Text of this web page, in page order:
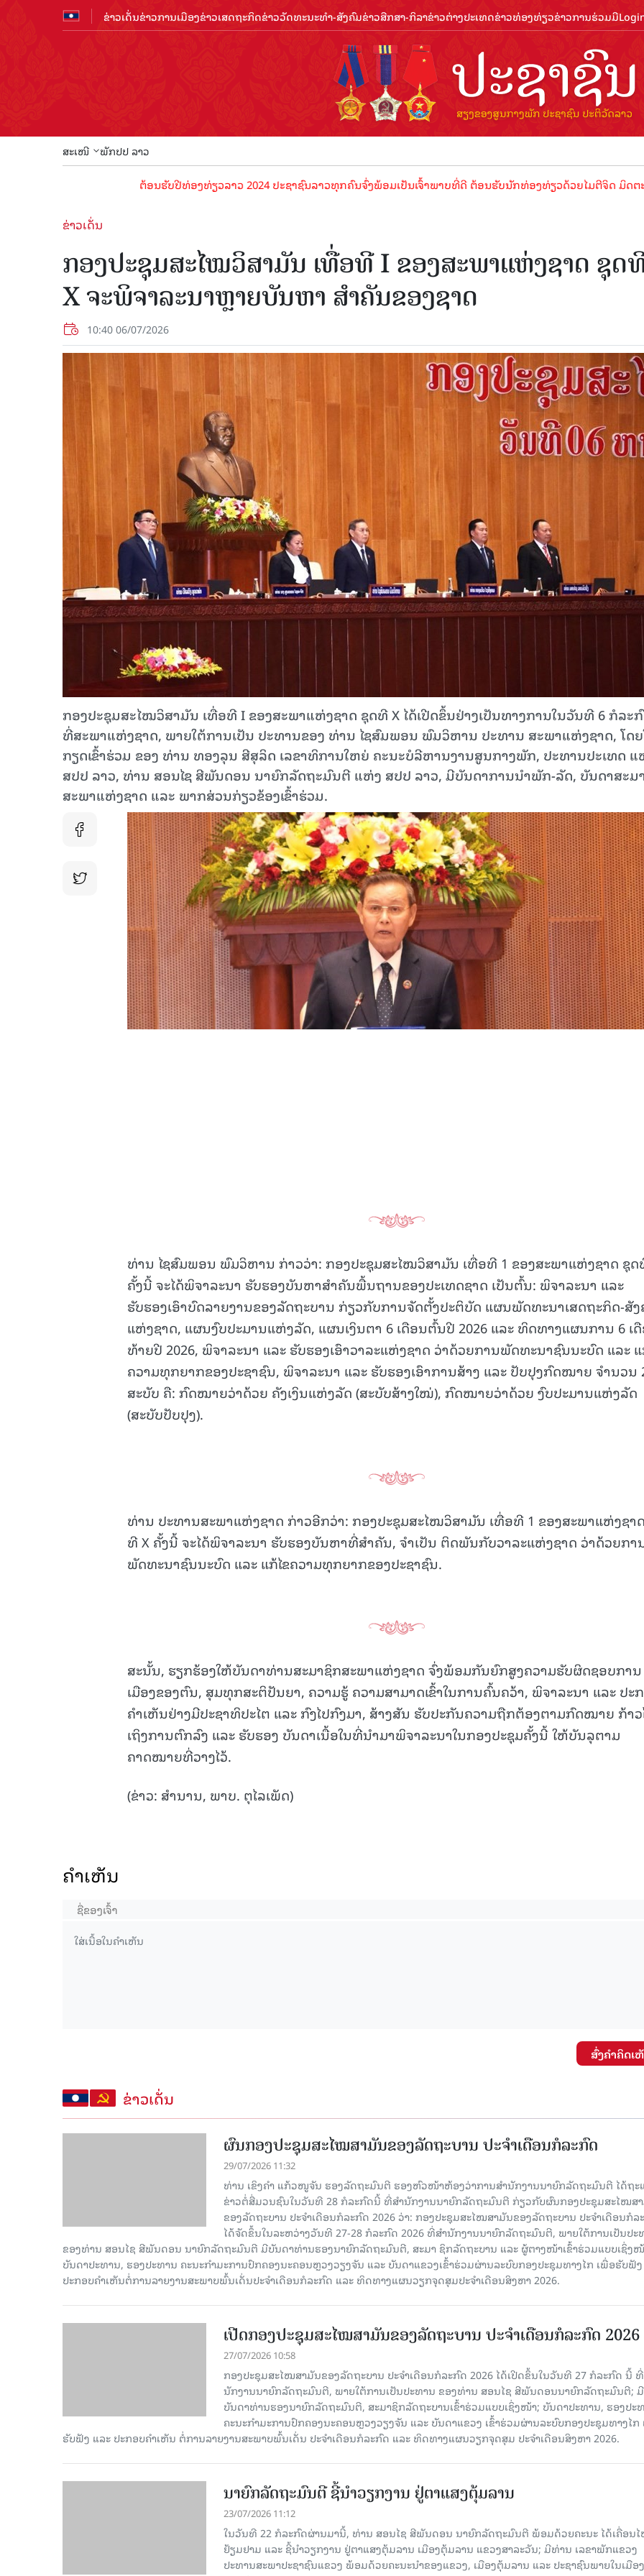
ຂ່າວເດັ່ນຂ່າວການເມືອງຂ່າວເສດຖະກິດຂ່າວວັດທະນະທຳ-ສັງຄົມຂ່າວສືກສາ-ກິລາຂ່າວຕ່າງປະເທດຂ່າວທ່ອງທ່ຽວຂ່າວການຮ່ວມມື
ສະເໜີ ພັກປປ ລາວ
ຕ້ອນຮັບປີທ່ອງທ່ຽວລາວ 2024 ປະຊາຊົນລາວທຸກຄົນຈົ່ງພ້ອມເປັນເຈົ້າພາບທີ່ດີ ຕ້ອນຮັບນັກທ່ອງທ່ຽວດ້ວຍໄມຕີຈິດ ມິດຕະພາບອັ
ຂ່າວເດັ່ນ
ກອງປະຊຸມສະໄໝວິສາມັນ ເທື່ອທີ I ຂອງສະພາແຫ່ງຊາດ ຊຸດ
X ຈະພິຈາລະນາຫຼາຍບັນຫາ ສຳຄັນຂອງຊາດ
10:40 06/07/2026
ກອງປະຊຸມສະໄໝວິສາມັນ ເທື່ອທີ I ຂອງສະພາແຫ່ງຊາດ ຊຸດທີ X ໄດ້ເປີດຂຶ້ນຢ່າງເປັນທາງການໃນວັນທີ 6 ກໍລະ
ທີ່ສະພາແຫ່ງຊາດ, ພາຍໃຕ້ການເປັນ ປະທານຂອງ ທ່ານ ໄຊສົມພອນ ພົມວິຫານ ປະທານ ສະພາແຫ່ງຊາດ, ໂດ
ກຽດເຂົ້າຮ່ວມ ຂອງ ທ່ານ ທອງລຸນ ສີສຸລິດ ເລຂາທິການໃຫຍ່ ຄະນະບໍລີຫານງານສູນກາງພັກ, ປະທານປະເທດ ແ
ສປປ ລາວ, ທ່ານ ສອນໄຊ ສີພັນດອນ ນາຍົກລັດຖະມົນຕີ ແຫ່ງ ສປປ ລາວ, ມີບັນດາການນຳພັກ-ລັດ, ບັນດາສະມ
ສະພາແຫ່ງຊາດ ແລະ ພາກສ່ວນກ່ຽວຂ້ອງເຂົ້າຮ່ວມ.
ທ່ານ ໄຊສົມພອນ ພົມວິຫານ ກ່າວວ່າ: ກອງປະຊຸມສະໄໝວິສາມັນ ເທື່ອທີ 1 ຂອງສະພາແຫ່ງຊາດ ຊຸດ
ຄັ້ງນີ້ ຈະໄດ້ພິຈາລະນາ ຮັບຮອງບັນຫາສໍາຄັນພື້ນຖານຂອງປະເທດຊາດ ເປັນຕົ້ນ: ພິຈາລະນາ ແລະ
ຮັບຮອງເອົາບົດລາຍງານຂອງລັດຖະບານ ກ່ຽວກັບການຈັດຕັ້ງປະຕິບັດ ແຜນພັດທະນາເສດຖະກິດ-ສັ
ແຫ່ງຊາດ, ແຜນງົບປະມານແຫ່ງລັດ, ແຜນເງິນຕາ 6 ເດືອນຕົ້ນປີ 2026 ແລະ ທິດທາງແຜນການ 6 ເ
ທ້າຍປີ 2026, ພິຈາລະນາ ແລະ ຮັບຮອງເອົາວາລະແຫ່ງຊາດ ວ່າດ້ວຍການພັດທະນາຊົນນະບົດ ແລະ ແ
ຄວາມທຸກຍາກຂອງປະຊາຊົນ, ພິຈາລະນາ ແລະ ຮັບຮອງເອົາການສ້າງ ແລະ ປັບປຸງກົດໝາຍ ຈຳນວນ
ສະບັບ ຄື: ກົດໝາຍວ່າດ້ວຍ ຄັງເງິນແຫ່ງລັດ (ສະບັບສ້າງໃໝ່), ກົດໝາຍວ່າດ້ວຍ ງົບປະມານແຫ່ງລັດ
(ສະບັບປັບປຸງ).
ທ່ານ ປະທານສະພາແຫ່ງຊາດ ກ່າວອີກວ່າ: ກອງປະຊຸມສະໄໝວິສາມັນ ເທື່ອທີ 1 ຂອງສະພາແຫ່ງຊາ
ທີ X ຄັ້ງນີ້ ຈະໄດ້ພິຈາລະນາ ຮັບຮອງບັນຫາທີ່ສໍາຄັນ, ຈຳເປັນ ຕິດພັນກັບວາລະແຫ່ງຊາດ ວ່າດ້ວຍກາ
ພັດທະນາຊົນນະບົດ ແລະ ແກ້ໄຂຄວາມທຸກຍາກຂອງປະຊາຊົນ.
ສະນັ້ນ, ຮຽກຮ້ອງໃຫ້ບັນດາທ່ານສະມາຊິກສະພາແຫ່ງຊາດ ຈົ່ງພ້ອມກັນຍົກສູງຄວາມຮັບຜິດຊອບການ
ເມືອງຂອງຕົນ, ສຸມທຸກສະຕິປັນຍາ, ຄວາມຮູ້ ຄວາມສາມາດເຂົ້າໃນການຄົ້ນຄວ້າ, ພິຈາລະນາ ແລະ ປະ
ຄໍາເຫັນຢ່າງມີປະຊາທິປະໄຕ ແລະ ກົງໄປກົງມາ, ສ້າງສັນ ຮັບປະກັນຄວາມຖືກຕ້ອງຕາມກົດໝາຍ ກ້າວ
ເຖິງການຕົກລົງ ແລະ ຮັບຮອງ ບັນດາເນື້ອໃນທີ່ນໍາມາພິຈາລະນາໃນກອງປະຊຸມຄັ້ງນີ້ ໃຫ້ບັນລຸຕາມ
ຄາດໝາຍທີ່ວາງໄວ້.
(ຂ່າວ: ສຳນານ, ພາບ. ຕຸໄລເພັດ)
ຄໍາເຫັນ
ສົ່ງຄໍາຄິດເ
ຂ່າວເດັ່ນ
ຜົນກອງປະຊຸມສະໄໝສາມັນຂອງລັດຖະບານ ປະຈຳເດືອນກໍລະກົດ
29/07/2026 11:32
ທ່ານ ເຂິງຄໍາ ແກ້ວໜູຈັນ ຮອງລັດຖະມົນຕີ ຮອງຫົວໜ້າຫ້ອງວ່າການສໍານັກງານນາຍົກລັດຖະມົນຕີ ໄດ້ຖະ
ຂ່າວຕໍ່ສື່ມວນຊົນໃນວັນທີ 28 ກໍລະກົດນີ້ ທີ່ສໍານັກງານນາຍົກລັດຖະມົນຕີ ກ່ຽວກັບຜົນກອງປະຊຸມສະໄໝສ
ຂອງລັດຖະບານ ປະຈຳເດືອນກໍລະກົດ 2026 ວ່າ: ກອງປະຊຸມສະໄໝສາມັນຂອງລັດຖະບານ ປະຈຳເດືອນກໍລ
ໄດ້ຈັດຂຶ້ນໃນລະຫວ່າງວັນທີ 27-28 ກໍລະກົດ 2026 ທີ່ສໍານັກງານນາຍົກລັດຖະມົນຕີ, ພາຍໃຕ້ການເປັນປະ
ຂອງທ່ານ ສອນໄຊ ສີພັນດອນ ນາຍົກລັດຖະມົນຕີ ມີບັນດາທ່ານຮອງນາຍົກລັດຖະມົນຕີ, ສະມາ ຊິກລັດຖະບານ ແລະ ຜູ້ຕາງໜ້າເຂົ້າຮ່ວມແບບເຊິ່ງ
ບັນດາປະທານ, ຮອງປະທານ ຄະນະກຳມະການປົກຄອງນະຄອນຫຼວງວຽງຈັນ ແລະ ບັນດາແຂວງເຂົ້າຮ່ວມຜ່ານລະບົບກອງປະຊຸມທາງໄກ ເພື່ອຮັບຟັ
ປະກອບຄຳເຫັນຕໍ່ການລາຍງານສະພາບພົ້ນເດັ່ນປະຈຳເດືອນກໍລະກົດ ແລະ ທິດທາງແຜນວຽກຈຸດສຸມປະຈຳເດືອນສິງຫາ 2026.
ເປີດກອງປະຊຸມສະໄໝສາມັນຂອງລັດຖະບານ ປະຈໍາເດືອນກໍລະກົດ 2026
27/07/2026 10:58
ກອງປະຊຸມສະໄໝສາມັນຂອງລັດຖະບານ ປະຈຳເດືອນກໍລະກົດ 2026 ໄດ້ເປີດຂຶ້ນໃນວັນທີ 27 ກໍລະກົດ ນີ້
ນັກງານນາຍົກລັດຖະມົນຕີ, ພາຍໃຕ້ການເປັນປະທານ ຂອງທ່ານ ສອນໄຊ ສີພັນດອນນາຍົກລັດຖະມົນຕີ; ມີ
ບັນດາທ່ານຮອງນາຍົກລັດຖະມົນຕີ, ສະມາຊິກລັດຖະບານເຂົ້າ​ຮ່ວມ​ແບບ​ເຊິ່ງ​ໜ້າ; ບັນດາປະທານ, ຮອງປະ
ຄະນະກຳມະການປົກຄອງນະຄອນຫຼວງວຽງຈັນ ແລະ ບັນດາແຂວງ ເຂົ້າຮ່ວມຜ່ານລະບົບກອງປະຊຸມທາງໄກ
ຮັບຟັງ ແລະ ປະກອບຄຳເຫັນ ຕໍ່ການລາຍງານສະພາບພົ້ນເດັ່ນ ປະຈຳເດືອນກໍລະກົດ ແລະ ທິດທາງແຜນວຽກຈຸດສຸມ ປະຈຳເດືອນສິງຫາ 2026.
ນາຍົກລັດຖະມົນຕີ ຊີ້ນຳວຽກງານ ຢູ່ຕາແສງຕຸ້ມລານ
23/07/2026 11:12
ໃນວັນທີ 22 ກໍລະກົດຜ່ານມານີ້, ທ່ານ ສອນໄຊ ສີພັນດອນ ນາຍົກລັດຖະມົນຕີ ພ້ອມດ້ວຍຄະນະ ໄດ້ເຄື່ອນ
ຢ້ຽມຢາມ ແລະ ຊີ້ນໍາວຽກງານ ຢູ່ຕາແສງຕຸ້ມລານ ເມືອງຕຸ້ມລານ ແຂວງສາລະວັນ; ມີທ່ານ ເລຂາພັກແຂວງ
ປະທານສະພາປະຊາຊົນແຂວງ ພ້ອມດ້ວຍຄະນະນຳຂອງແຂວງ, ເມືອງຕຸ້ມລານ ແລະ ປະຊາຊົນພາຍໃນເມືອ
15.038(05-08-2026) 15.037(04-08-2026) 15.036(03-08-